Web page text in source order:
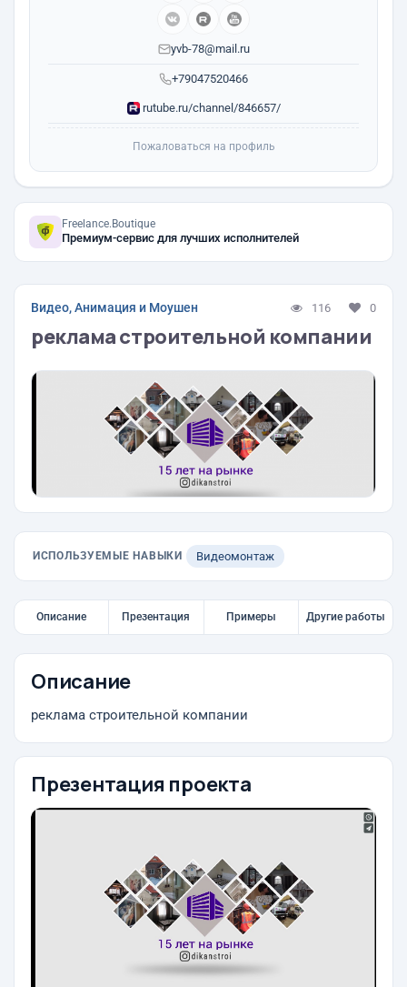
+79047520466
yvb-78@mail.ru
rutube.ru/channel/846657/
Пожаловаться на профиль
Freelance.Boutique
Премиум-сервис для лучших исполнителей
Видео, Анимация и Моушен 116 0
реклама строительной компании
ИСПОЛЬЗУЕМЫЕ НАВЫКИ Видеомонтаж
Описание Презентация Примеры Другие работы
Описание
реклама строительной компании
Презентация проекта